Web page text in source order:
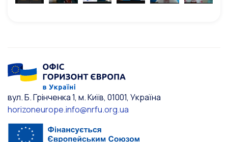
вул. Б. Грінченка 1, м. Київ, 01001, Україна
horizoneurope.info@nrfu.org.ua